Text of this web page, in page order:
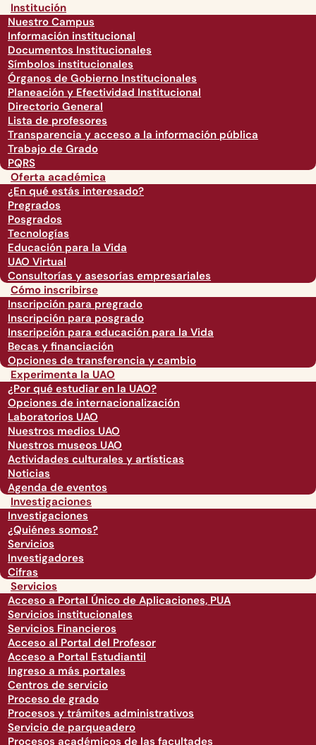
Institución
Nuestro Campus
Información institucional
Documentos Institucionales
Símbolos institucionales
Órganos de Gobierno Institucionales
Planeación y Efectividad Institucional
Directorio General
Lista de profesores
Transparencia y acceso a la información pública
Trabajo de Grado
PQRS
Oferta académica
¿En qué estás interesado?
Pregrados
Posgrados
Tecnologías
Educación para la Vida
UAO Virtual
Consultorías y asesorías empresariales
Cómo inscribirse
Inscripción para pregrado
Inscripción para posgrado
Inscripción para educación para la Vida
Becas y financiación
Opciones de transferencia y cambio
Experimenta la UAO
¿Por qué estudiar en la UAO?
Opciones de internacionalización
Laboratorios UAO
Nuestros medios UAO
Nuestros museos UAO
Actividades culturales y artísticas
Noticias
Agenda de eventos
Investigaciones
Investigaciones
¿Quiénes somos?
Servicios
Investigadores
Cifras
Servicios
Acceso a Portal Único de Aplicaciones, PUA
Servicios institucionales
Servicios Financieros
Acceso al Portal del Profesor
Acceso a Portal Estudiantil
Ingreso a más portales
Centros de servicio
Proceso de grado
Procesos y trámites administrativos
Servicio de parqueadero
Procesos académicos de las facultades